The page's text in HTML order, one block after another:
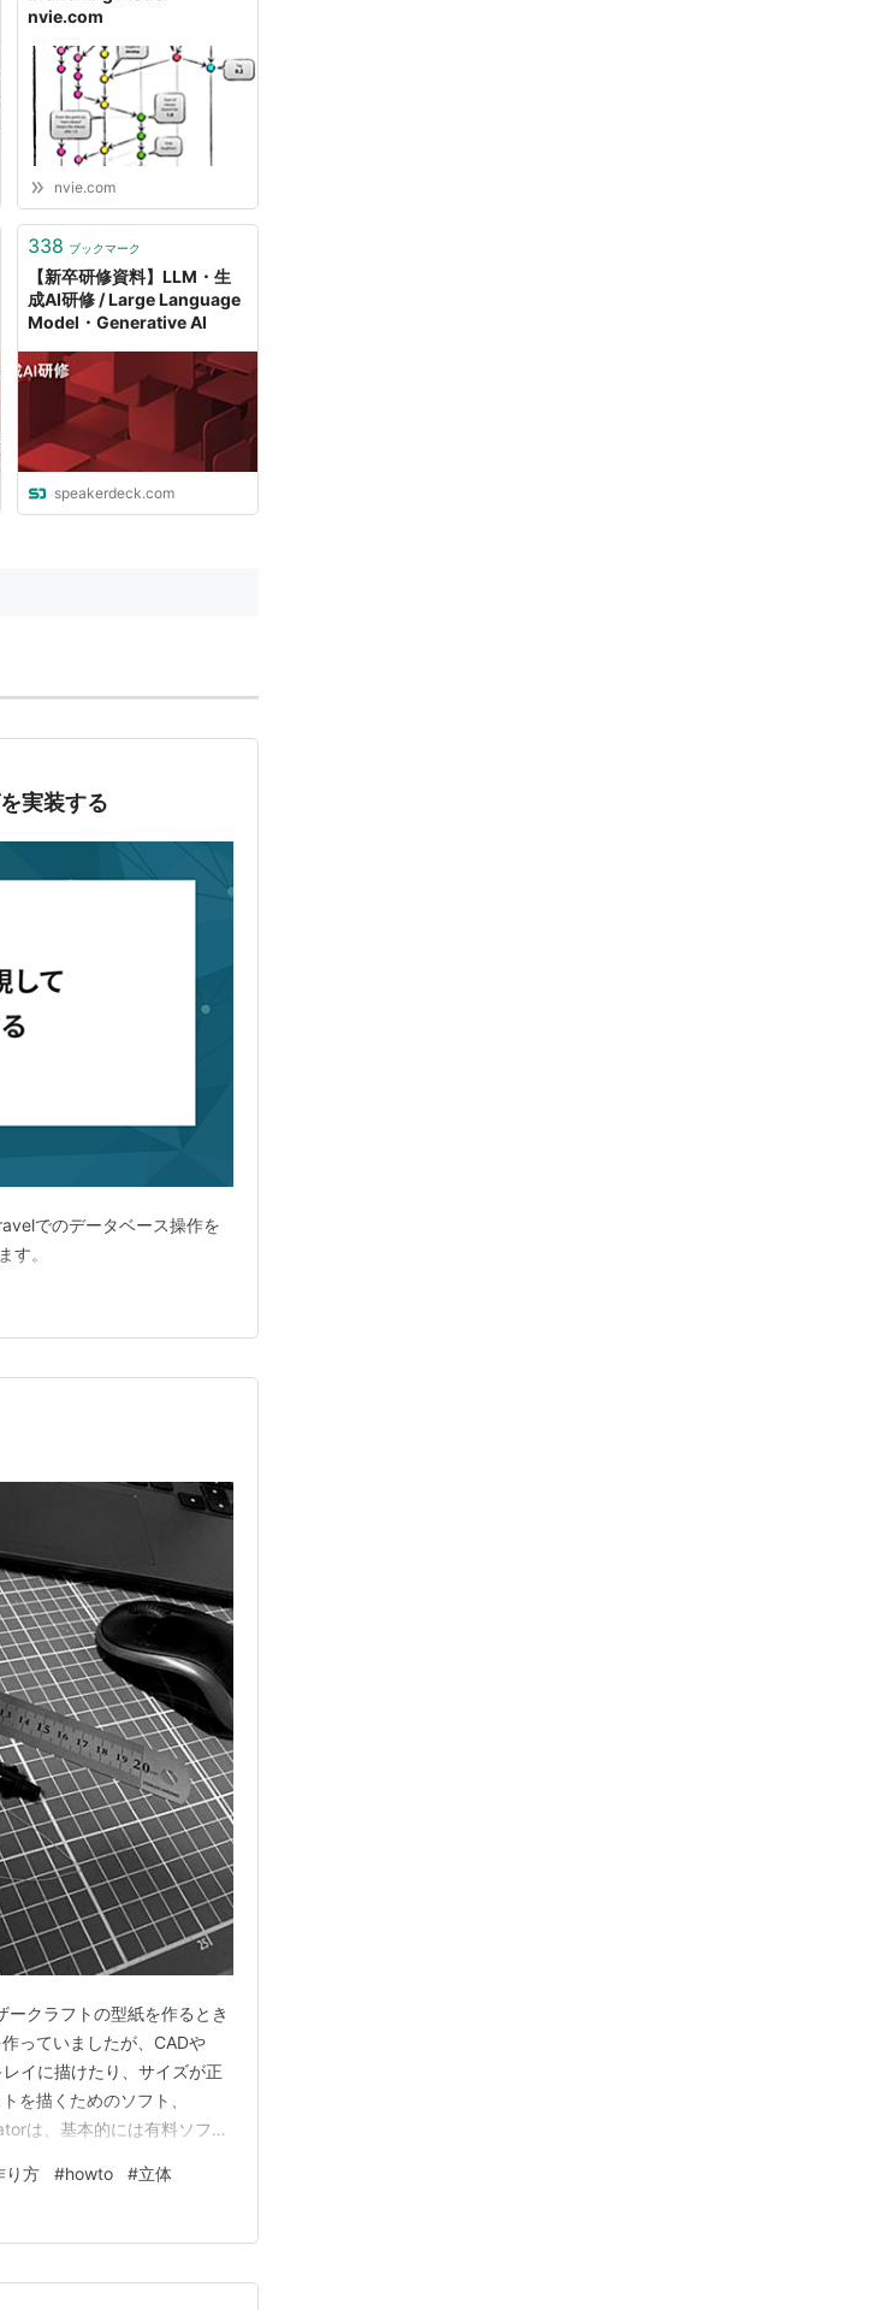
nvie.com
nvie.com
338 ブックマーク
【新卒研修資料】LLM・生
成AI研修 / Large Language
Model・Generative AI
speakerdeck.com
実装する
でのデータベース操作を
す。
クラフトの型紙を作るとき
っていましたが、CADや
イに描けたり、サイズが正
を描くためのソフト、
は、基本的には有料ソフト
も無料で使えるものが2つあ
り方 #howto #立体